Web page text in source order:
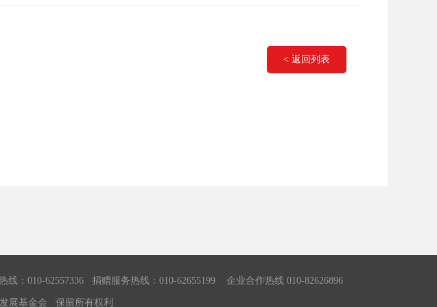
< 返回列表
：010-62557336 捐赠服务热线：010-62655199 企业合作热线 010-82626896
展基金会 保留所有权利